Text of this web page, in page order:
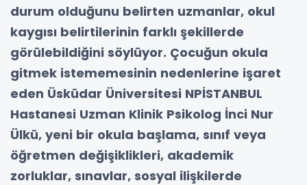
durum olduğunu belirten uzmanlar, okul
kaygısı belirtilerinin farklı şekillerde
görülebildiğini söylüyor. Çocuğun okula
gitmek istememesinin nedenlerine işaret
eden Üsküdar Üniversitesi NPİSTANBUL
Hastanesi Uzman Klinik Psikolog İnci Nur
Ülkü, yeni bir okula başlama, sınıf veya
öğretmen değişiklikleri, akademik
zorluklar, sınavlar, sosyal ilişkilerde